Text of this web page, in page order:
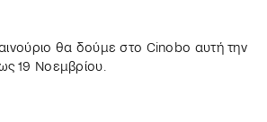
θα δούμε στο Cinobo αυτή την
19 Νοεμβρίου.